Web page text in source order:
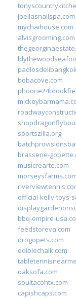
jbellasnailspa.com
mychaihouse.com
alvisgrooming.com
bobacove.com
sportszilla.org
brasserie-
musicrearte.com
morseysfarms.com
official-kelly-toys-
bbq-empire-
feedstoreva.com
drogopets.com
ediblechalk.com
oaksofa.com
soultacohtx.com
capishcaps.com